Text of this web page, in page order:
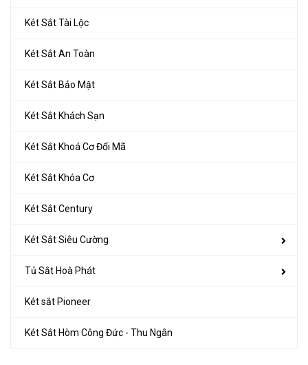
Két Sắt Tài Lộc
Két Sắt An Toàn
Két Sắt Bảo Mật
Két Sắt Khách Sạn
Két Sắt Khoá Cơ Đổi Mã
Két Sắt Khóa Cơ
Két Sắt Century
Két Sắt Siêu Cường
Tủ Sắt Hoà Phát
Két sắt Pioneer
Két Sắt Hòm Công Đức - Thu Ngân